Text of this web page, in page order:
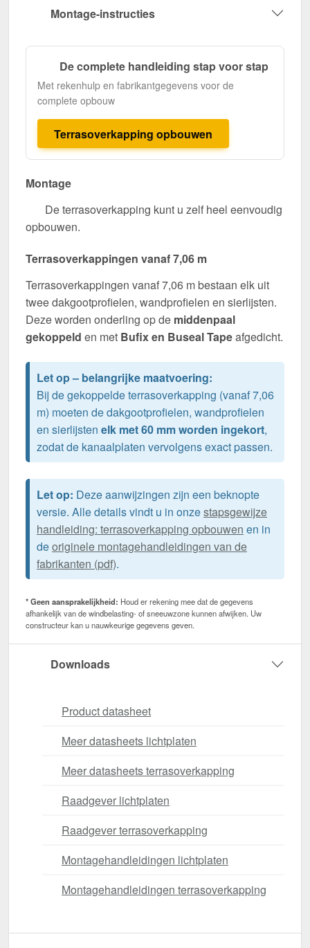
Montage-instructies
De complete handleiding stap voor stap
Met rekenhulp en fabrikantgegevens voor de
complete opbouw
Terrasoverkapping opbouwen
Montage
De terrasoverkapping kunt u zelf heel eenvoudig
opbouwen.
Terrasoverkappingen vanaf 7,06 m
Terrasoverkappingen vanaf 7,06 m bestaan elk uit
twee dakgootprofielen, wandprofielen en sierlijsten.
Deze worden onderling op de middenpaal
gekoppeld en met Bufix en Buseal Tapeafgedicht.
Let op – belangrijke maatvoering:
Bij de gekoppelde terrasoverkapping (vanaf 7,06
m) moeten de dakgootprofielen, wandprofielen
en sierlijsten elk met 60 mm worden ingekort,
zodat de kanaalplaten vervolgens exact passen.
Let op: Deze aanwijzingen zijn een beknopte
versie. Alle details vindt u in onzestapsgewijze
handleiding: terrasoverkapping opbouwen en in
deoriginele montagehandleidingen van de
fabrikanten (pdf).
* Geen aansprakelijkheid: Houd er rekening mee dat de gegevens
afhankelijk van de windbelasting- of sneeuwzone kunnen afwijken. Uw
constructeur kan u nauwkeurige gegevens geven.
Downloads
Product datasheet
Meer datasheets lichtplaten
Meer datasheets terrasoverkapping
Raadgever lichtplaten
Raadgever terrasoverkapping
Montagehandleidingen lichtplaten
Montagehandleidingen terrasoverkapping